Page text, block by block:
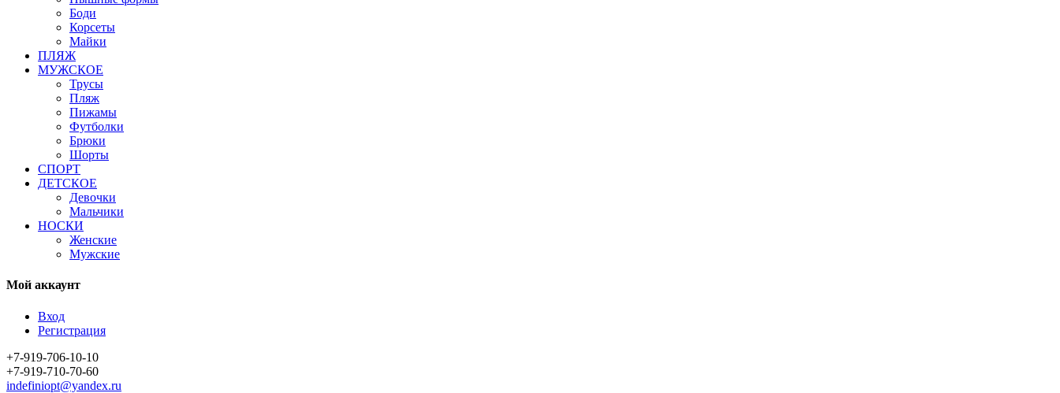
Боди
Корсеты
Майки
ПЛЯЖ
МУЖСКОЕ
Трусы
Пляж
Пижамы
Футболки
Брюки
Шорты
СПОРТ
ДЕТСКОЕ
Девочки
Мальчики
НОСКИ
Женские
Мужские
Мой аккаунт
Вход
Регистрация
+7-919-706-10-10
+7-919-710-70-60
indefiniopt@yandex.ru